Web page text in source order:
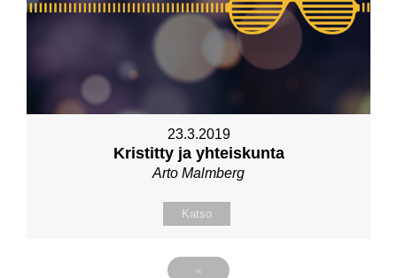
23.3.2019
Kristitty ja yhteiskunta
Arto Malmberg
Katso
«